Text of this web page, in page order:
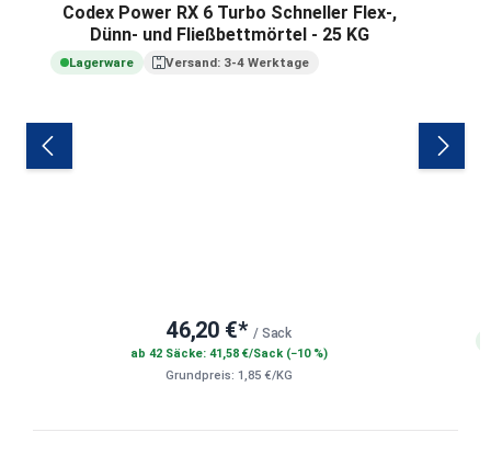
Codex Power RX 6 Turbo Schneller Flex-,
Dünn- und Fließbettmörtel - 25 KG
Lagerware Versand: 3-4 Werktage
46,20 €* / Sack
ab 42 Säcke: 41,58 €/Sack (−10 %)
Grundpreis: 1,85 €/KG